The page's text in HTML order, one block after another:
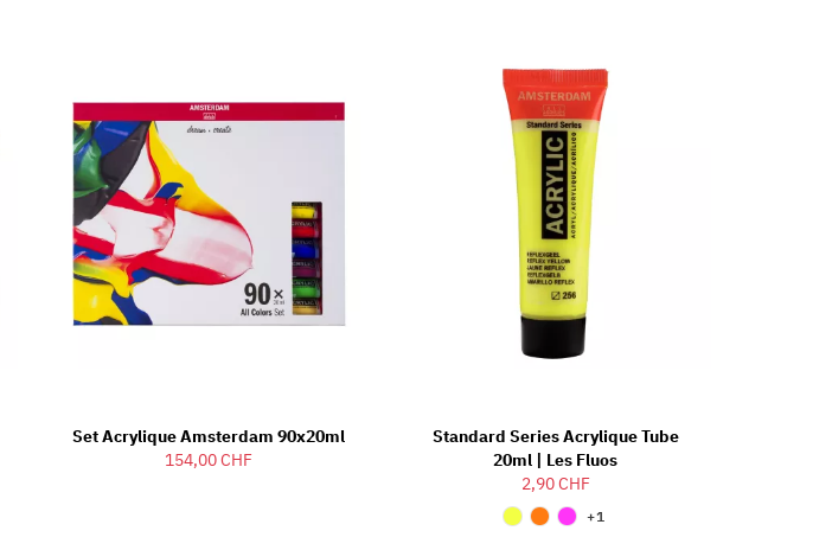
Set Acrylique Amsterdam 90x20ml
154,00 CHF
Standard Series Acrylique Tube
20ml | Les Fluos
2,90 CHF
+1